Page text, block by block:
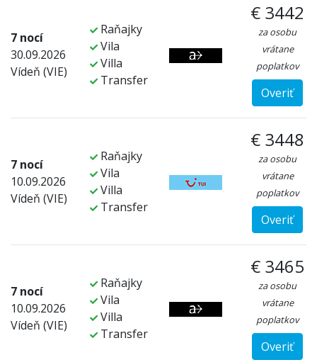
7 nocí
30.09.2026
Vídeň (VIE)
Raňajky
Vila
Villa
Transfer
€ 3442
za osobu
vrátane
poplatkov
Overiť
7 nocí
10.09.2026
Vídeň (VIE)
Raňajky
Vila
Villa
Transfer
€ 3448
za osobu
vrátane
poplatkov
Overiť
7 nocí
10.09.2026
Vídeň (VIE)
Raňajky
Vila
Villa
Transfer
€ 3465
za osobu
vrátane
poplatkov
Overiť